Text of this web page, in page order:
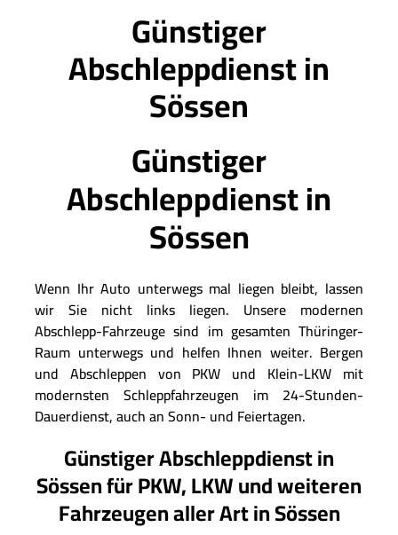
Günstiger
Abschleppdienst in
Sössen
Günstiger
Abschleppdienst in
Sössen
Wenn Ihr Auto unterwegs mal liegen bleibt, lassen
wir Sie nicht links liegen. Unsere modernen
Abschlepp-Fahrzeuge sind im gesamten Thüringer-
Raum unterwegs und helfen Ihnen weiter. Bergen
und Abschleppen von PKW und Klein-LKW mit
modernsten Schleppfahrzeugen im 24-Stunden-
Dauerdienst, auch an Sonn- und Feiertagen.
Günstiger Abschleppdienst in
Sössen für PKW, LKW und weiteren
Fahrzeugen aller Art in Sössen